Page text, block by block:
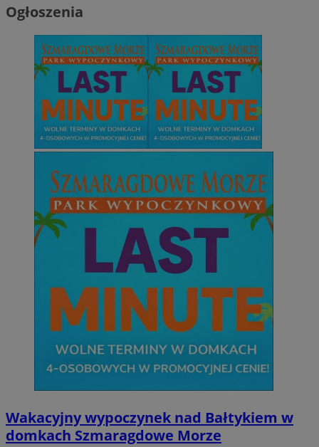
Ogłoszenia
Wakacyjny wypoczynek nad Bałtykiem w
domkach Szmaragdowe Morze